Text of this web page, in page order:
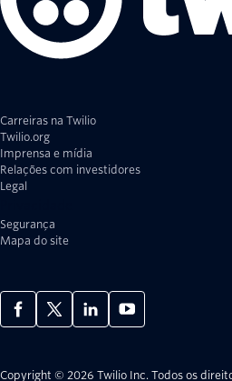
Carreiras na Twilio
Twilio.org
Imprensa e mídia
Relações com investidores
Legal
Segurança
Mapa do site
Copyright © 2026 Twilio Inc. Todos os